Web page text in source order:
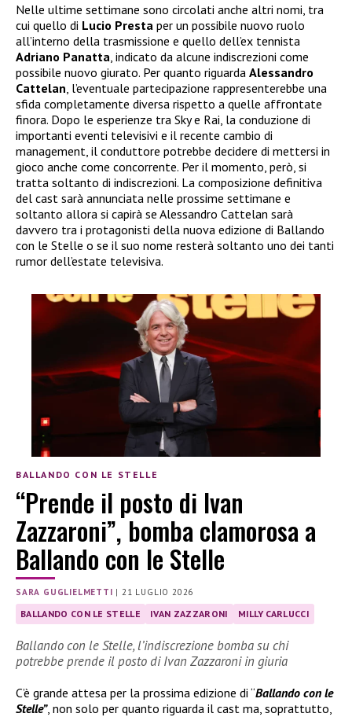
Nelle ultime settimane sono circolati anche altri nomi, tra
cui quello di Lucio Presta per un possibile nuovo ruolo
all’interno della trasmissione e quello dell’ex tennista
Adriano Panatta , indicato da alcune indiscrezioni come
possibile nuovo giurato. Per quanto riguarda Alessandro
Cattelan , l’eventuale partecipazione rappresenterebbe una
sfida completamente diversa rispetto a quelle affrontate
finora. Dopo le esperienze tra Sky e Rai, la conduzione di
importanti eventi televisivi e il recente cambio di
management, il conduttore potrebbe decidere di mettersi in
gioco anche come concorrente. Per il momento, però, si
tratta soltanto di indiscrezioni. La composizione definitiva
del cast sarà annunciata nelle prossime settimane e
soltanto allora si capirà se Alessandro Cattelan sarà
davvero tra i protagonisti della nuova edizione di Ballando
con le Stelle o se il suo nome resterà soltanto uno dei tanti
rumor dell’estate televisiva.
BALLANDO CON LE STELLE
“Prende il posto di Ivan
Zazzaroni”, bomba clamorosa a
Ballando con le Stelle
SARA GUGLIELMETTI |21 LUGLIO 2026
BALLANDO CON LE STELLE IVAN ZAZZARONI MILLY CARLUCCI
Ballando con le Stelle, l’indiscrezione bomba su chi
potrebbe prende il posto di Ivan Zazzaroni in giuria
C’è grande attesa per la prossima edizione di “Ballando con le
Stelle”, non solo per quanto riguarda il cast ma, soprattutto,